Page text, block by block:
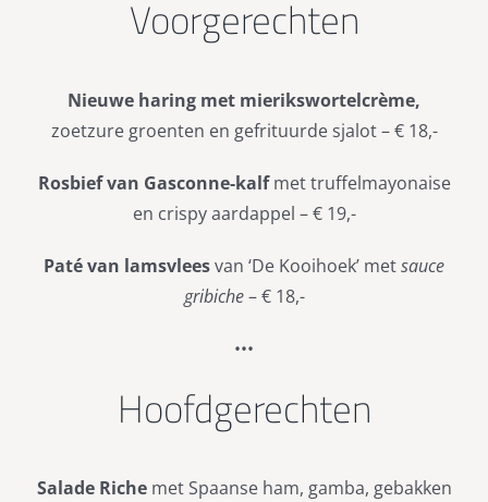
Voorgerechten
Nieuwe haring met mierikswortelcrème,
zoetzure groenten en gefrituurde sjalot – € 18,-
Rosbief van Gasconne-kalfmet truffelmayonaise
en crispy aardappel – € 19,-
Paté van lamsvleesvan ‘De Kooihoek’ metsauce
gribiche– € 18,-
•••
Hoofdgerechten
Salade Riche met Spaanse ham, gamba, gebakken